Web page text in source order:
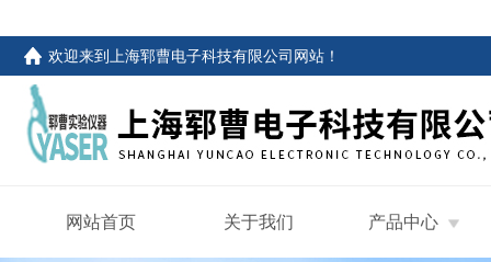
欢迎来到 上海郓曹电子科技有限公司网站 ！
网站首页 关于我们 产品中心